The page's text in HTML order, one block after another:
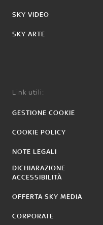
SKY VIDEO
SKY ARTE
Link utili:
GESTIONE COOKIE
COOKIE POLICY
NOTE LEGALI
DICHIARAZIONE
ACCESSIBILITÀ
OFFERTA SKY MEDIA
CORPORATE